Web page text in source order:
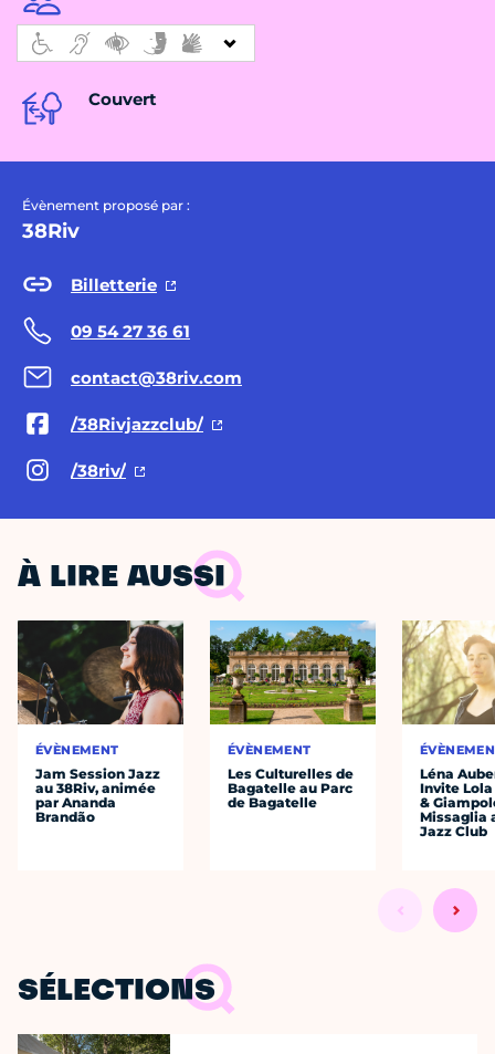
Couvert
Évènement proposé par :
38Riv
Billetterie
09 54 27 36 61
contact@38riv.com
/38Rivjazzclub/
/38riv/
À LIRE AUSSI
ÉVÈNEMENT
Jam Session Jazz
au 38Riv, animée
par Ananda
Brandão
ÉVÈNEMENT
Les Culturelles de
Bagatelle au Parc
de Bagatelle
Léna
Invite Lola
&
Missaglia
Jazz Club
SÉLECTIONS